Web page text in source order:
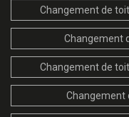
Changement de
Changement
Changement de
Changement